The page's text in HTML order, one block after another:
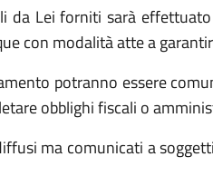
da Lei forniti sarà
con modalità atte a
potranno essere
obblighi fiscali o
ma comunicati a